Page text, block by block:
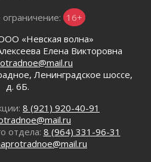
передовую подготовку
«Избушка-
и Водяной
экспозиция к 150-
16+
«Невская волна»
Елена Викторовна
Ленинградское шоссе,
д. 6Б.
8 (921) 920-40-91
отдела: 8 (964) 331-96-31